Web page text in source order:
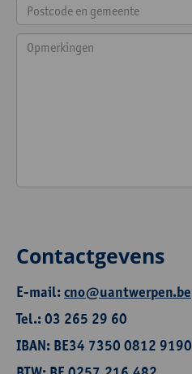
Contactgevens
E-mail:cno@uantwerpen.be
Tel.: 03 265 29 60
IBAN: BE34 7350 0812 9190